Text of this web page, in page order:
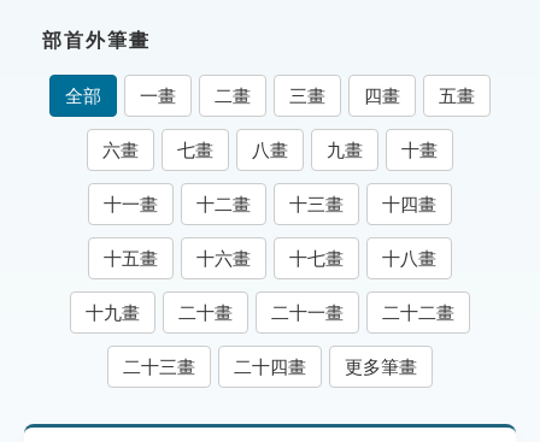
成語故事
索引選單
知識索引
單字索引
生命大百科索引
遊戲專區
貓頭鷹博士
部首外筆畫
全部 一畫 二畫 三畫 四畫 五畫
六畫 七畫 八畫 九畫 十畫
十一畫 十二畫 十三畫 十四畫
十五畫 十六畫 十七畫 十八畫
十九畫 二十畫 二十一畫 二十二畫
二十三畫 二十四畫 更多筆畫